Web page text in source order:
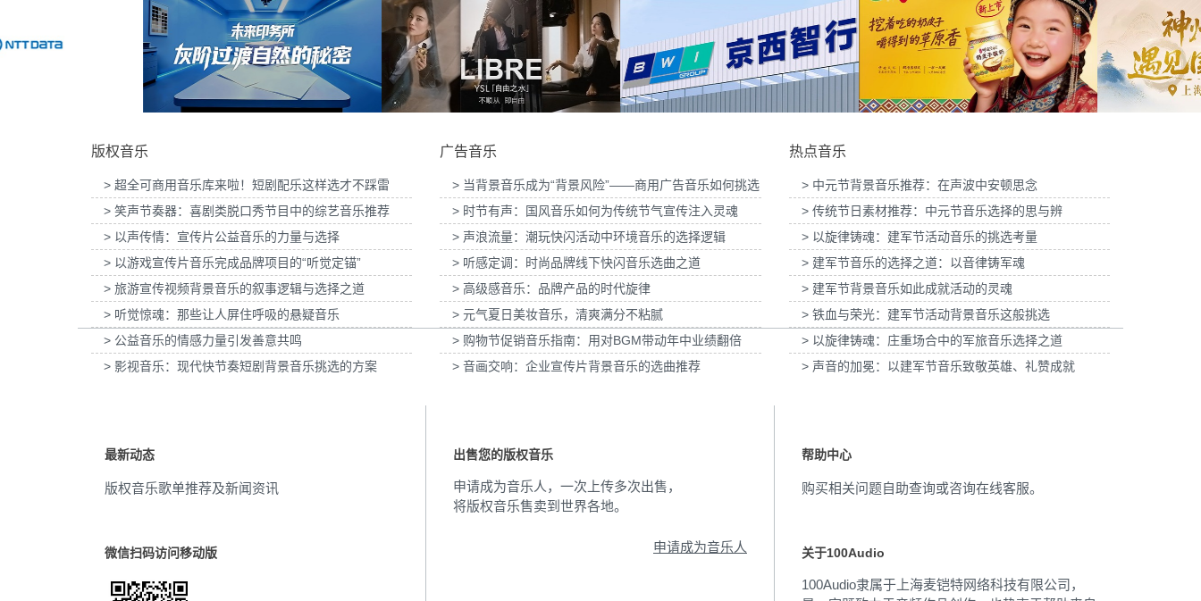
(2)
木管 (2)
异世界
疗愈
二次元 (1)
激动 (1)
动画 (1)
艺术 (1)
背景音乐 (1)
铜管
明亮
国长安汽车与工商银行战略签约事件传播
为微至航空科技公司产品宣传项目提供音乐版
权
为Discovery expedition北京店铺活动提供音
乐版权
为新希望乳业唐钱婷品牌代言项目提供音乐版
为大众汽车ID与众08 KOL摄影制作项目提供
音乐版权
为
普打印：灰阶过渡自然的秘密提供音乐版
为欧莱雅-YSL LIBRE「自由之水」妇女节宣
传项目提供音乐版权
为张家口京西智行科技BWI媒体3D动画科普
项目提供音乐版权
为伊利宫酪中规格奶皮子酸奶TVC拍摄提供音
乐版权
为国泰海通证券上海青浦分公司宣传项目提供
音乐版权
版权音乐
> 超全可商用音乐库来啦！短剧配乐这样选才不踩雷
> 笑声节奏器：喜剧类脱口秀节目中的综艺音乐推荐
> 以声传情：宣传片公益音乐的力量与选择
> 以游戏宣传片音乐完成品牌项目的“听觉定锚”
> 旅游宣传视频背景音乐的叙事逻辑与选择之道
> 听觉惊魂：那些让人屏住呼吸的悬疑音乐
> 公益音乐的情感力量引发善意共鸣
> 影视音乐：现代快节奏短剧背景音乐挑选的方案
广告音乐
> 当背景音乐成为“背景风险”——商用广告音乐如何挑选
> 时节有声：国风音乐如何为传统节气宣传注入灵魂
> 声浪流量：潮玩快闪活动中环境音乐的选择逻辑
> 听感定调：时尚品牌线下快闪音乐选曲之道
> 高级感音乐：品牌产品的时代旋律
> 元气夏日美妆音乐，清爽满分不粘腻
> 购物节促销音乐指南：用对BGM带动年中业绩翻倍
> 音画交响：企业宣传片背景音乐的选曲推荐
热点音乐
> 中元节背景音乐推荐：在声波中安顿思念
> 传统节日素材推荐：中元节音乐选择的思与辨
> 以旋律铸魂：建军节活动音乐的挑选考量
> 建军节音乐的选择之道：以音律铸军魂
> 建军节背景音乐如此成就活动的灵魂
> 铁血与荣光：建军节活动背景音乐这般挑选
> 以旋律铸魂：庄重场合中的军旅音乐选择之道
> 声音的加冕：以建军节音乐致敬英雄、礼赞成就
最新动态
版权音乐歌单推荐及新闻资讯
微信扫码访问移动版
出售您的版权音乐
申请成为音乐人，一次上传多次出售，
将版权音乐售卖到世界各地。
申请成为音乐人
帮助中心
购买相关问题自助查询或咨询在线客服。
关于100Audio
100Audio隶属于上海麦铠特网络科技有限公司，